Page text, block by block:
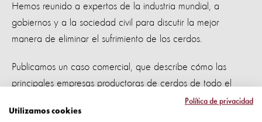
Hemos reunido a expertos de la industria mundial, a
gobiernos y a la sociedad civil para discutir la mejor
manera de eliminar el sufrimiento de los cerdos.
Publicamos un caso comercial, que describe cómo las
principales empresas productoras de cerdos de todo el
mundo han descubierto que las prácticas de mayor
bienestar para los lechones pueden tener un impacto
Política de privacidad
Utilizamos cookies